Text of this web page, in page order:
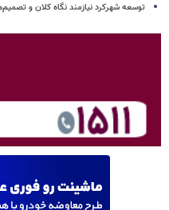
توسعه شهرکرد نیازمند نگاه کلان و